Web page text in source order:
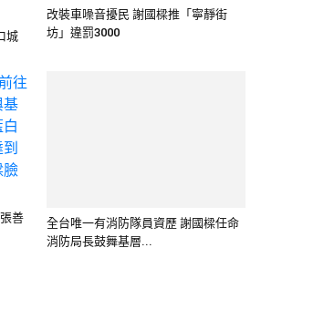
城
改裝車噪音擾民 謝國樑推「寧靜街
坊」違罰3000
善
消防局長鼓舞基層...